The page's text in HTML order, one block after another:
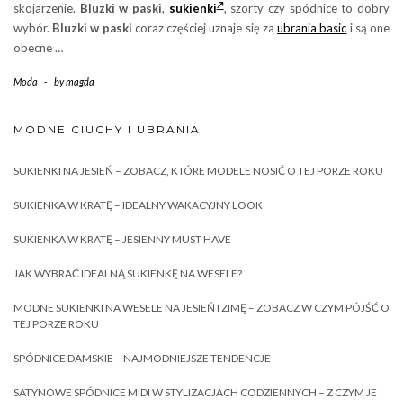
skojarzenie. Bluzki w paski, sukienki , szorty czy spódnice to dobry
wybór. Bluzki w paski coraz częściej uznaje się zaubrania basic i są one
obecne …
Moda - bymagda
MODNE CIUCHY I UBRANIA
SUKIENKI NA JESIEŃ – ZOBACZ, KTÓRE MODELE NOSIĆ O TEJ PORZE ROKU
SUKIENKA W KRATĘ – IDEALNY WAKACYJNY LOOK
SUKIENKA W KRATĘ – JESIENNY MUST HAVE
JAK WYBRAĆ IDEALNĄ SUKIENKĘ NA WESELE?
MODNE SUKIENKI NA WESELE NA JESIEŃ I ZIMĘ – ZOBACZ W CZYM PÓJŚĆ O
TEJ PORZE ROKU
SPÓDNICE DAMSKIE – NAJMODNIEJSZE TENDENCJE
SATYNOWE SPÓDNICE MIDI W STYLIZACJACH CODZIENNYCH – Z CZYM JE